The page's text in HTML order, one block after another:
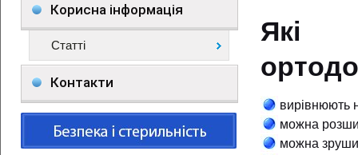
Корисна інформація
Статті
Контакти
Які
вирівнюють
можна
можна